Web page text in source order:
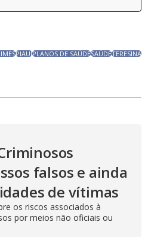
PIAUÍPLANOS DE SAÚDESAÚDETERESINA
falsos e ainda
de vítimas
os riscos associados à
por meios não oficiais ou